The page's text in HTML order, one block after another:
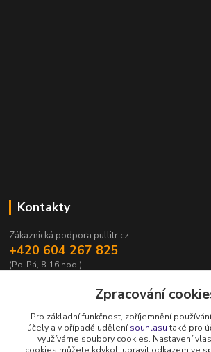
Kontakty
Zákaznická podpora pullitr.cz
+420 604 267 825
(Po-Pá, 8-16 hod.)
Zpracování
Pro základní funkčnost, zpříjemnění
účely a v případě udělenísouhlasutaké pro
využíváme soubory cookies. Nastavení